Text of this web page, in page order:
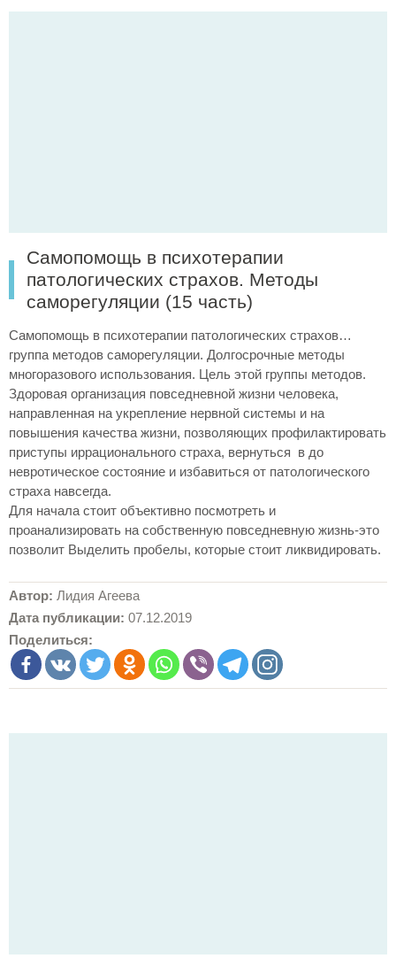
Самопомощь в психотерапии
патологических страхов. Методы
саморегуляции (15 часть)
Самопомощь в психотерапии патологических страхов…
группа методов саморегуляции. Долгосрочные методы
многоразового использования. Цель этой группы методов.
Здоровая организация повседневной жизни человека,
направленная на укрепление нервной системы и на
повышения качества жизни, позволяющих профилактировать
приступы иррационального страха, вернуться в до
невротическое состояние и избавиться от патологического
страха навсегда.
Для начала стоит объективно посмотреть и
проанализировать на собственную повседневную жизнь-это
позволит Выделить пробелы, которые стоит ликвидировать.
Автор: Лидия Агеева
Дата публикации: 07.12.2019
Поделиться: